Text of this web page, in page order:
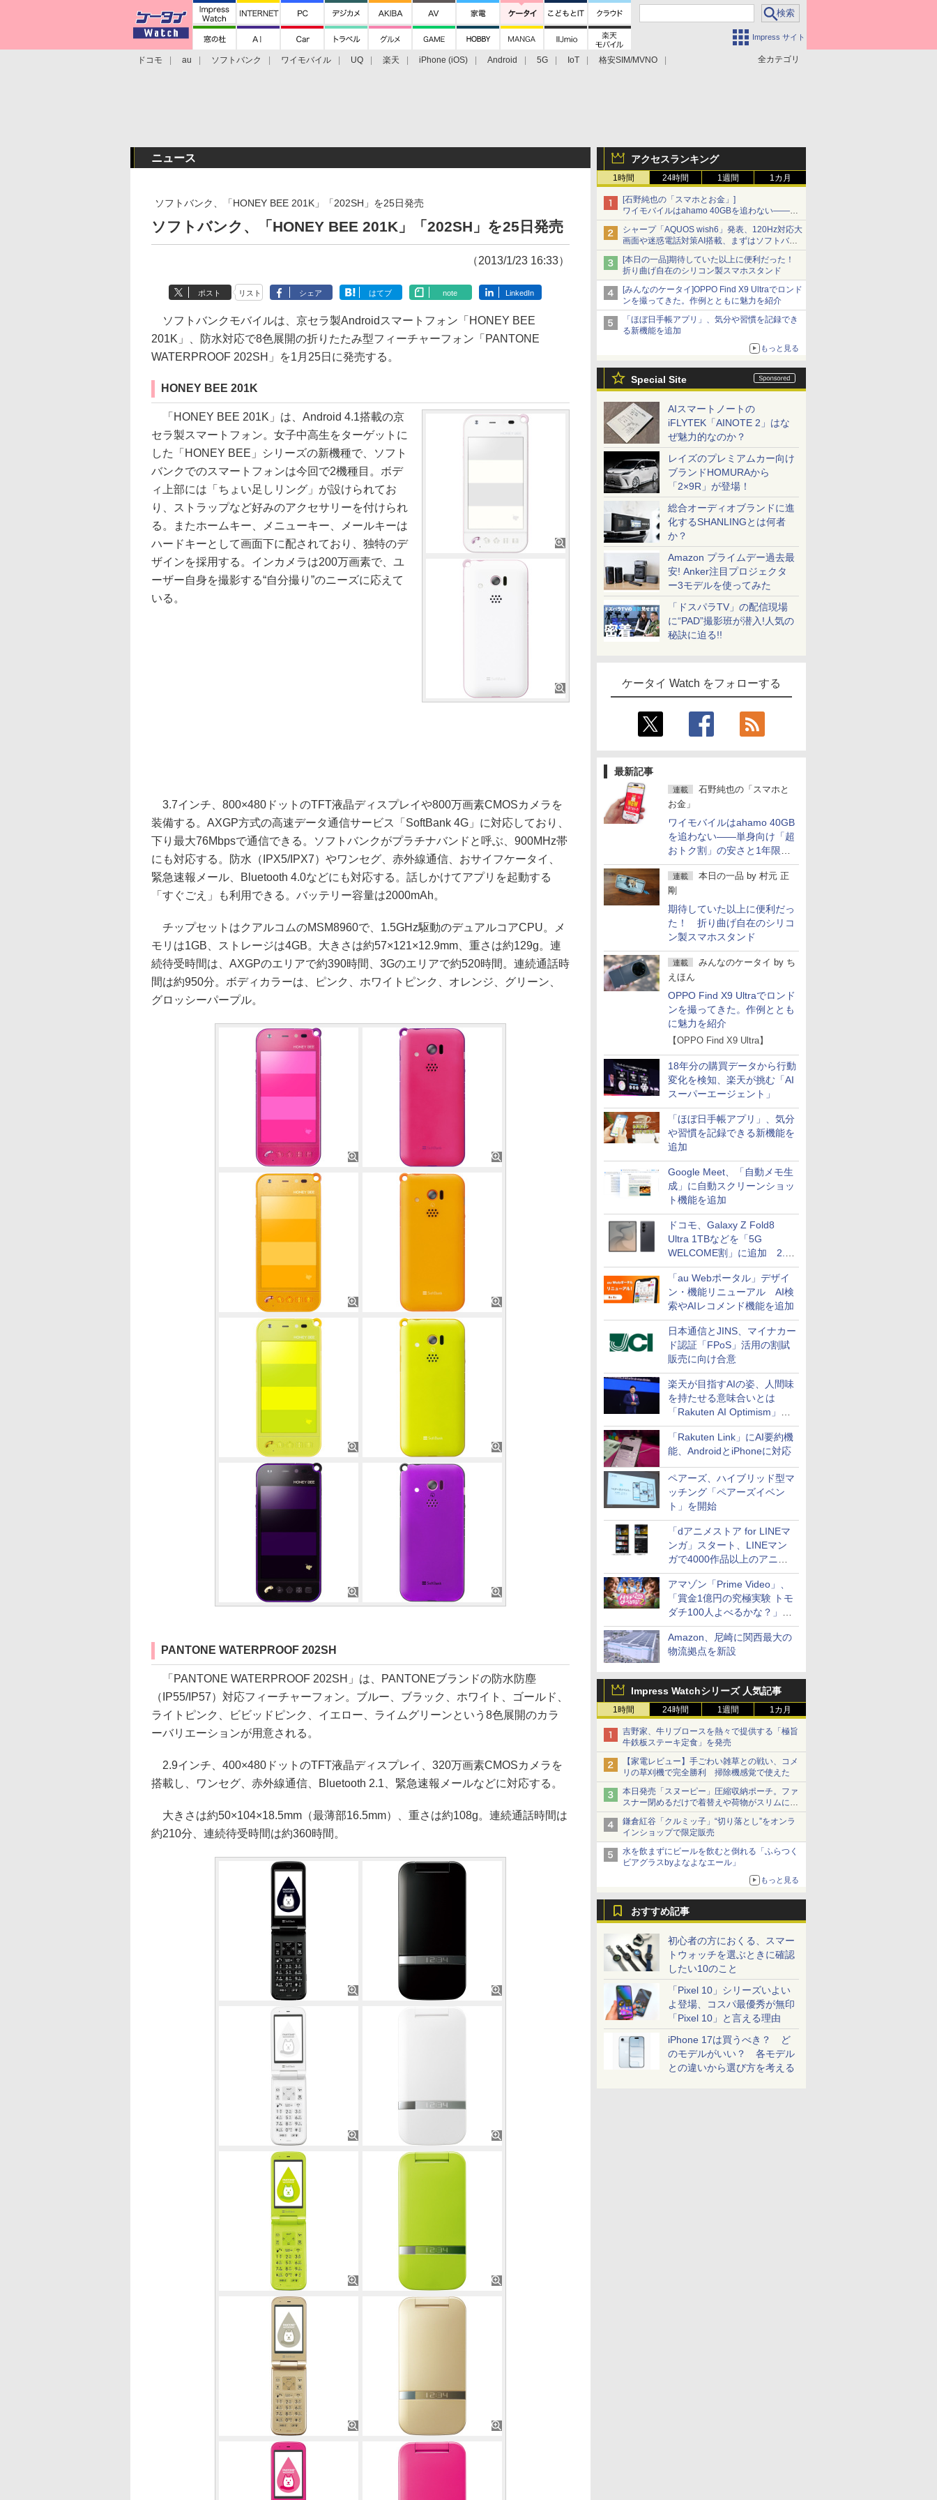
Impress サイト
全カテゴリ
ドコモ au ソフトバンク ワイモバイル UQ 楽天 iPhone (iOS) Android 5G IoT
格安SIM/MVNO
アクセスランキング
1時間 24時間 1週間 1カ月
[石野純也の「スマホとお金」]
ワイモバイルはahamo 40GBを追わない――単
身向け「超おトク割」の安さと1年限定の注意
点
シャープ「AQUOS wish6」発表、120Hz対応大
画面や迷惑電話対策AI搭載、まずはソフトバン
クの法人向け
[本日の一品]期待していた以上に便利だった！
折り曲げ自在のシリコン製スマホスタンド
[みんなのケータイ]OPPO Find X9 Ultraでロンド
ンを撮ってきた。作例とともに魅力を紹介
「ほぼ日手帳アプリ」、気分や習慣を記録でき
る新機能を追加
もっと見る
Special Site
AIスマートノートの
iFLYTEK「AINOTE 2」はな
ぜ魅力的なのか？
レイズのプレミアムカー向け
ブランドHOMURAから
「2×9R」が登場！
総合オーディオブランドに進
化するSHANLINGとは何者
か？
Amazon プライムデー過去最
安! Anker注目プロジェクタ
ー3モデルを使ってみた
「ドスパラTV」の配信現場
に“PAD”撮影班が潜入!人気の
秘訣に迫る!!
ケータイ Watch をフォローする
最新記事
連載
石野純也の「スマホと
お金」
ワイモバイルはahamo 40GB
を追わない――単身向け「超
おトク割」の安さと1年限定
の注意点
連載 本日の一品 by 村元 正
剛
期待していた以上に便利だっ
た！ 折り曲げ自在のシリコ
ン製スマホスタンド
連載 みんなのケータイ by ち
えほん
OPPO Find X9 Ultraでロンド
ンを撮ってきた。作例ととも
に魅力を紹介
【OPPO Find X9 Ultra】
18年分の購買データから行動
変化を検知、楽天が挑む「AI
スーパーエージェント」
「ほぼ日手帳アプリ」、気分
や習慣を記録できる新機能を
追加
Google Meet、「自動メモ生
成」に自動スクリーンショッ
ト機能を追加
ドコモ、Galaxy Z Fold8
Ultra 1TBなどを「5G
WELCOME割」に追加 2.2
万円引き
「au Webポータル」デザイ
ン・機能リニューアル AI検
索やAIレコメンド機能を追加
日本通信とJINS、マイナカー
ド認証「FPoS」活用の割賦
販売に向け合意
楽天が目指すAIの姿、人間味
を持たせる意味合いとは
「Rakuten AI Optimism」三
木谷氏の基調講演
「Rakuten Link」にAI要約機
能、AndroidとiPhoneに対応
ペアーズ、ハイブリッド型マ
ッチング「ペアーズイベン
ト」を開始
「dアニメストア for LINEマ
ンガ」スタート、LINEマン
ガで4000作品以上のアニメ
見放題
アマゾン「Prime Video」、
「賞金1億円の究極実験 トモ
ダチ100人よべるかな？」シ
ーズン2の参加者公開
Amazon、尼崎に関西最大の
物流拠点を新設
Impress Watchシリーズ 人気記事
1時間 24時間 1週間 1カ月
吉野家、牛リブロースを熱々で提供する「極旨
牛鉄板ステーキ定食」を発売
【家電レビュー】手ごわい雑草との戦い、コメ
リの草刈機で完全勝利 掃除機感覚で使えた
本日発売「スヌーピー」圧縮収納ポーチ。ファ
スナー閉めるだけで着替えや荷物がスリムにま
とまる
鎌倉紅谷「クルミッ子」“切り落とし”をオンラ
インショップで限定販売
水を飲まずにビールを飲むと倒れる「ふらつく
ビアグラスbyよなよなエール」
もっと見る
おすすめ記事
初心者の方におくる、スマー
トウォッチを選ぶときに確認
したい10のこと
「Pixel 10」シリーズいよい
よ登場、コスパ最優秀が無印
「Pixel 10」と言える理由
iPhone 17は買うべき？ ど
のモデルがいい？ 各モデル
との違いから選び方を考える
ニュース
ソフトバンク、「HONEY BEE 201K」「202SH」を25日発売
ソフトバンク、「HONEY BEE 201K」「202SH」を25日発売
（2013/1/23 16:33）
ポスト リスト シェア はてブ note LinkedIn
ソフトバンクモバイルは、京セラ製Androidスマートフォン「HONEY BEE
201K」、防水対応で8色展開の折りたたみ型フィーチャーフォン「PANTONE
WATERPROOF 202SH」を1月25日に発売する。
HONEY BEE 201K
「HONEY BEE 201K」は、Android 4.1搭載の京
セラ製スマートフォン。女子中高生をターゲットに
した「HONEY BEE」シリーズの新機種で、ソフト
バンクでのスマートフォンは今回で2機種目。ボデ
ィ上部には「ちょい足しリング」が設けられてお
り、ストラップなど好みのアクセサリーを付けられ
る。またホームキー、メニューキー、メールキーは
ハードキーとして画面下に配されており、独特のデ
ザインを採用する。インカメラは200万画素で、ユ
ーザー自身を撮影する“自分撮り”のニーズに応えて
いる。
3.7インチ、800×480ドットのTFT液晶ディスプレイや800万画素CMOSカメラを
装備する。AXGP方式の高速データ通信サービス「SoftBank 4G」に対応しており、
下り最大76Mbpsで通信できる。ソフトバンクがプラチナバンドと呼ぶ、900MHz帯
にも対応する。防水（IPX5/IPX7）やワンセグ、赤外線通信、おサイフケータイ、
緊急速報メール、Bluetooth 4.0などにも対応する。話しかけてアプリを起動する
「すぐごえ」も利用できる。バッテリー容量は2000mAh。
チップセットはクアルコムのMSM8960で、1.5GHz駆動のデュアルコアCPU。メ
モリは1GB、ストレージは4GB。大きさは約57×121×12.9mm、重さは約129g。連
続待受時間は、AXGPのエリアで約390時間、3Gのエリアで約520時間。連続通話時
間は約950分。ボディカラーは、ピンク、ホワイトピンク、オレンジ、グリーン、
グロッシーパープル。
PANTONE WATERPROOF 202SH
「PANTONE WATERPROOF 202SH」は、PANTONEブランドの防水防塵
（IP55/IP57）対応フィーチャーフォン。ブルー、ブラック、ホワイト、ゴールド、
ライトピンク、ビビッドピンク、イエロー、ライムグリーンという8色展開のカラ
ーバリエーションが用意される。
2.9インチ、400×480ドットのTFT液晶ディスプレイ、320万画素CMOSカメラを
搭載し、ワンセグ、赤外線通信、Bluetooth 2.1、緊急速報メールなどに対応する。
大きさは約50×104×18.5mm（最薄部16.5mm）、重さは約108g。連続通話時間は
約210分、連続待受時間は約360時間。